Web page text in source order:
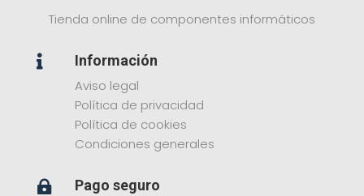
Tienda online de componentes informáticos

Información
Aviso legal
Política de privacidad
Política de cookies
Condiciones generales
 Pago seguro